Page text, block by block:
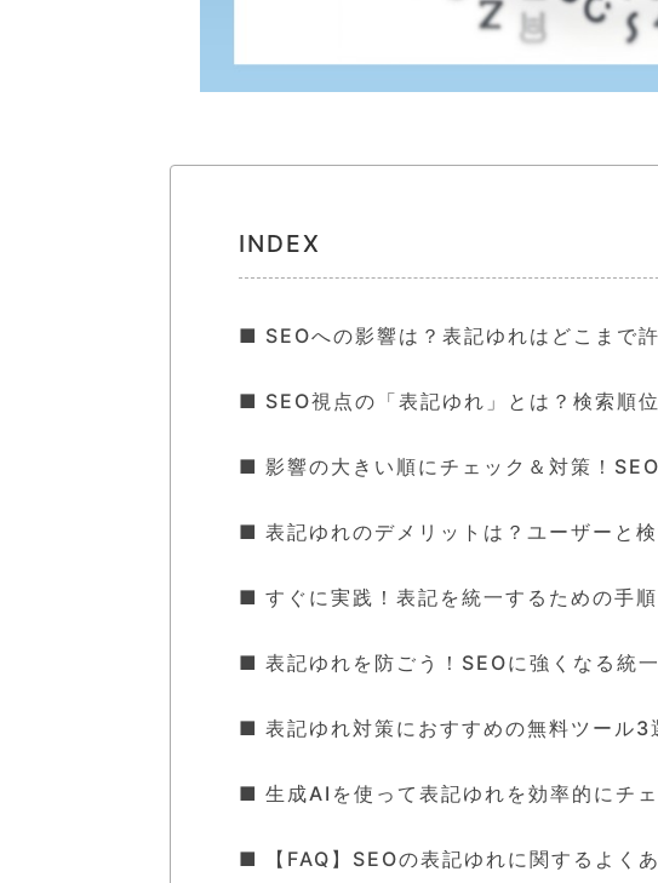
INDEX
SEOへの影響は？表記ゆれはどこまで
SEO視点の「表記ゆれ」とは？検索順
影響の大きい順にチェック＆対策！
表記ゆれのデメリットは？ユーザーと
すぐに実践！表記を統一するための手
表記ゆれを防ごう！SEOに強くなる統
表記ゆれ対策におすすめの無料ツール3
生成AIを使って表記ゆれを効率的にチ
【FAQ】SEOの表記ゆれに関するよく